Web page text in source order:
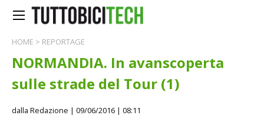
HOME > REPORTAGE
NORMANDIA. In avanscoperta
sulle strade del Tour (1)
dalla Redazione | 09/06/2016 | 08:11